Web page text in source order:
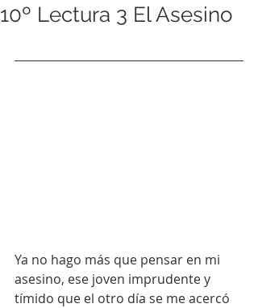
10º Lectura 3 El Asesino
Ya no hago más que pensar en mi
asesino, ese joven imprudente y
tímido que el otro día se me acercó